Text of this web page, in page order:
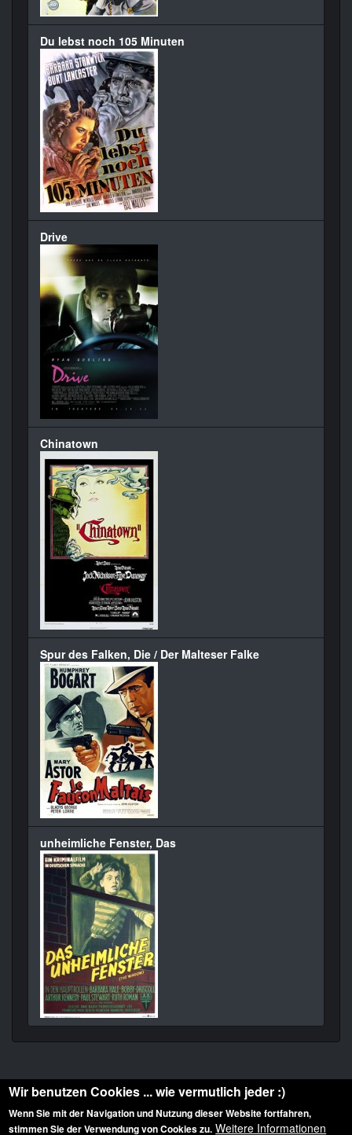
Du lebst noch 105 Minuten
Drive
Chinatown
Spur des Falken, Die / Der Malteser Falke
unheimliche Fenster, Das
Diese Website ist urheberrechtlich geschützt: © 2010-2026 der Film Noir de. Alle
Wir benutzen Cookies ... wie vermutlich jeder :)
Wenn Sie mit der Navigation und Nutzung dieser Website fortfahren,
stimmen Sie der Verwendung von Cookies zu. Weitere Informationen